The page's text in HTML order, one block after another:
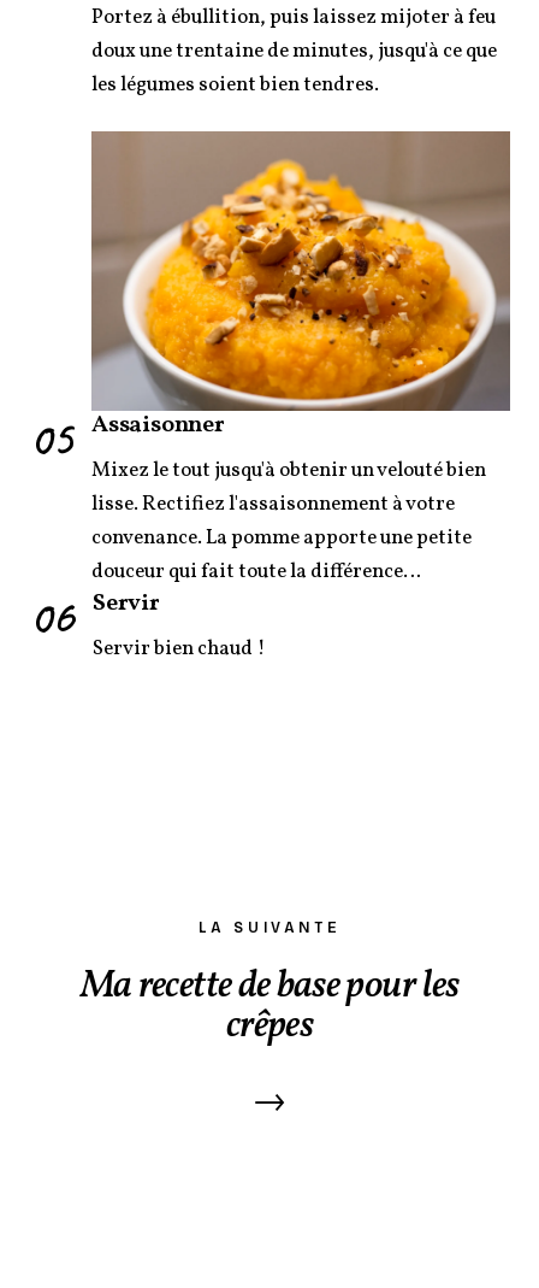
Portez à ébullition, puis laissez mijoter à feu
doux une trentaine de minutes, jusqu'à ce que
les légumes soient bien tendres.
05 Assaisonner
Mixez le tout jusqu'à obtenir un velouté bien
lisse. Rectifiez l'assaisonnement à votre
convenance. La pomme apporte une petite
douceur qui fait toute la différence…
06 Servir
Servir bien chaud !
LA SUIVANTE
Ma recette de base pour les
crêpes
→